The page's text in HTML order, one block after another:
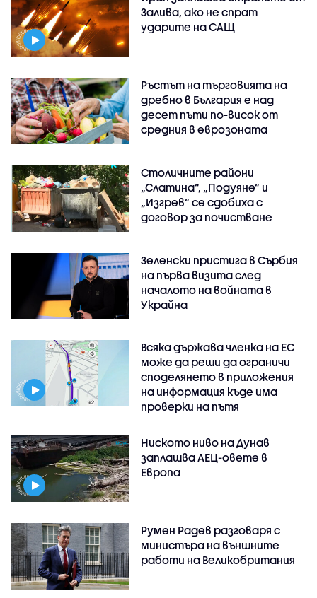
Залива, ако не спрат
ударите на САЩ
Ръстът на търговията на
дребно в България е над
десет пъти по-висок от
средния в еврозоната
Столичните райони
„Слатина“, „Подуяне“ и
„Изгрев“ се сдобиха с
договор за почистване
Зеленски пристига в Сърбия
на първа визита след
началото на войната в
Украйна
Всяка държава членка на ЕС
може да реши да ограничи
споделянето в приложения
на информация къде има
проверки на пътя
Ниското ниво на Дунав
заплашва АЕЦ-овете в
Европа
Румен Радев разговаря с
министъра на външните
работи на Великобритания